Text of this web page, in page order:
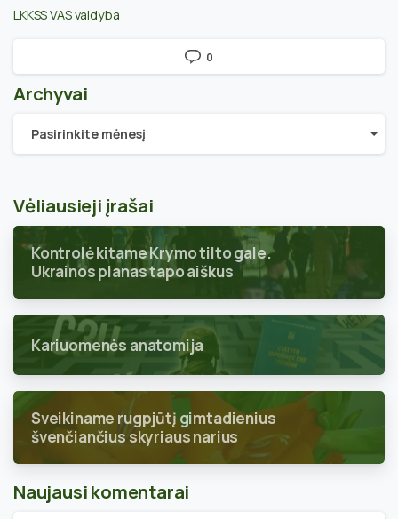
LKKSS VAS valdyba
0
Archyvai
Archyvai
Pasirinkite mėnesį
Vėliausieji įrašai
Kontrolė kitame Krymo tilto gale.
Ukrainos planas tapo aiškus
Kariuomenės anatomija
Sveikiname rugpjūtį gimtadienius
švenčiančius skyriaus narius
Naujausi komentarai